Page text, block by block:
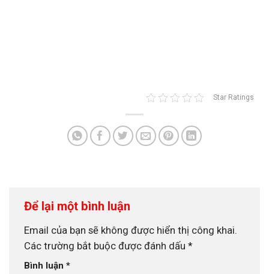
Star Ratings
Để lại một bình luận
Email của bạn sẽ không được hiển thị công khai.
Các trường bắt buộc được đánh dấu *
Bình luận *